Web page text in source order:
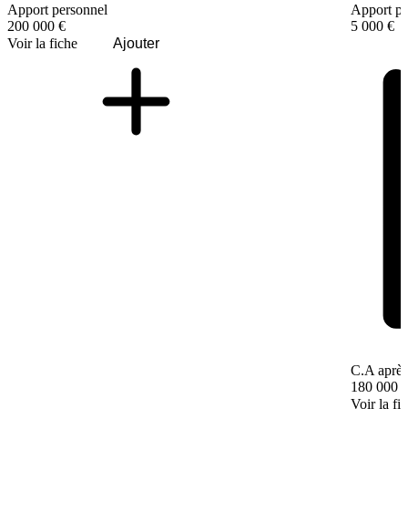
Apport personnel
200 000 €
Voir la fiche
Ajouter
Apport
5 000 €
C.A
180 000 €
Voir la